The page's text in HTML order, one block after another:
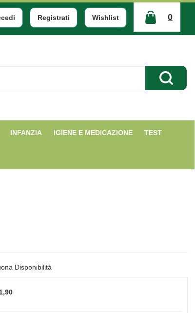
Registrati Wishlist 0
ARTICOLI
INSERITI
Cerca
INFANZIA IGIENE E MEDICAZIONE TEST
Disponibilità